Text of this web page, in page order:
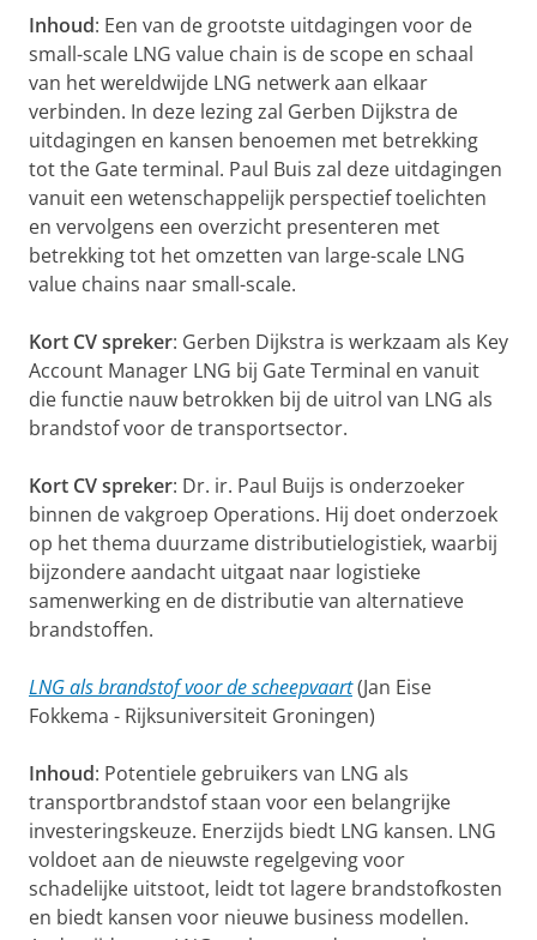
Inhoud: Een van de grootste uitdagingen voor de
small-scale LNG value chain is de scope en schaal
van het wereldwijde LNG netwerk aan elkaar
verbinden. In deze lezing zal Gerben Dijkstra de
uitdagingen en kansen benoemen met betrekking
tot the Gate terminal. Paul Buis zal deze uitdagingen
vanuit een wetenschappelijk perspectief toelichten
en vervolgens een overzicht presenteren met
betrekking tot het omzetten van large-scale LNG
value chains naar small-scale.
Kort CV spreker: Gerben Dijkstra is werkzaam als Key
Account Manager LNG bij Gate Terminal en vanuit
die functie nauw betrokken bij de uitrol van LNG als
brandstof voor de transportsector.
Kort CV spreker: Dr. ir. Paul Buijs is onderzoeker
binnen de vakgroep Operations. Hij doet onderzoek
op het thema duurzame distributielogistiek, waarbij
bijzondere aandacht uitgaat naar logistieke
samenwerking en de distributie van alternatieve
brandstoffen.
LNG als brandstof voor de scheepvaart(Jan Eise
Fokkema - Rijksuniversiteit Groningen)
Inhoud: Potentiele gebruikers van LNG als
transportbrandstof staan voor een belangrijke
investeringskeuze. Enerzijds biedt LNG kansen. LNG
voldoet aan de nieuwste regelgeving voor
schadelijke uitstoot, leidt tot lagere brandstofkosten
en biedt kansen voor nieuwe business modellen.